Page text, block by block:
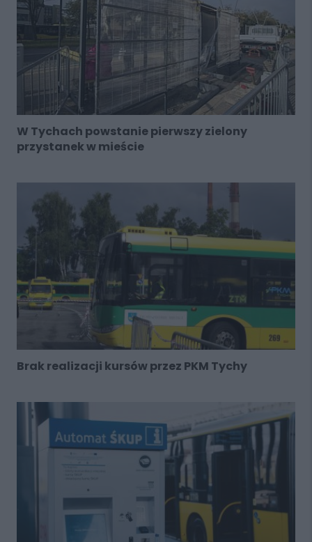
W Tychach powstanie pierwszy zielony
przystanek w mieście
Brak realizacji kursów przez PKM Tychy